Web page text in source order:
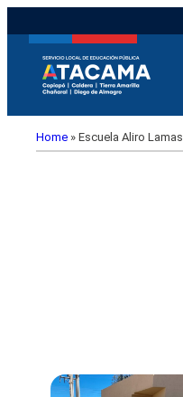
Home » Escuela Aliro Lamas